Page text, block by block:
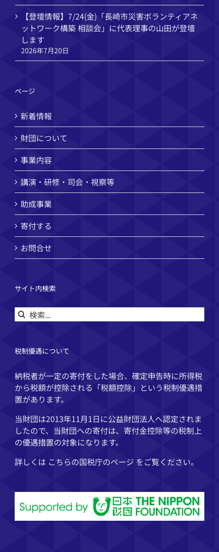
【登壇情報】7/24(金)「長崎市災害ボランティアネ
ットワーク構築 相談会」に代表理事の山田が登壇
します
2026年7月20日
ページ
新着情報
財団について
事業内容
講演・研修・司会・視察等
助成事業
寄付する
お問合せ
サイト内検索
検
索
税制優遇について
納税者が一定の寄付をした場合、確定申告時に所得税
から税額が控除される「税額控除」という税制優遇措
置があります。
当財団は2013年11月1日に公益財団法人へ認定されま
したので、当財団への寄付は、寄付金控除等の税制上
の優遇措置の対象になります。
詳しくは こちらの国税庁のページ をご覧ください。